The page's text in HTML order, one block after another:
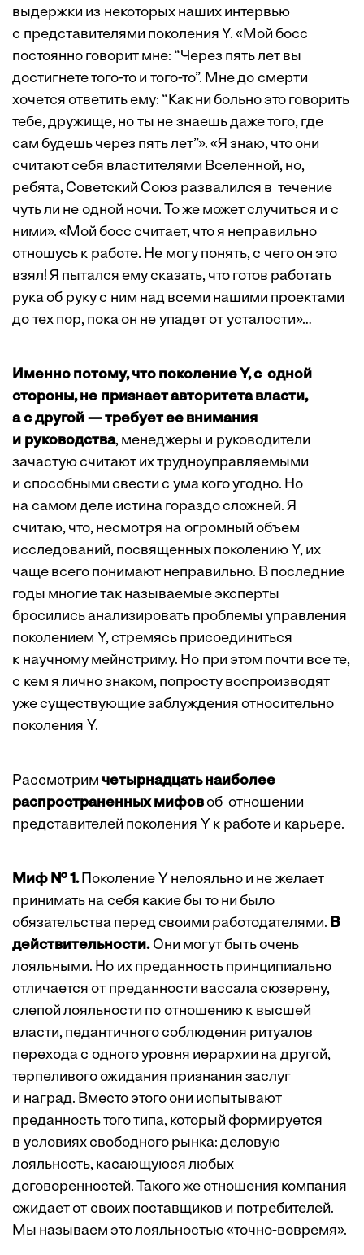
выдержки из некоторых наших интервью
с представителями поколения Y. «Мой босс
постоянно говорит мне: “Через пять лет вы
достигнете того-то и того-то”. Мне до смерти
хочется ответить ему: “Как ни больно это говорить
тебе, дружище, но ты не знаешь даже того, где
сам будешь через пять лет”». «Я знаю, что они
считают себя властителями Вселенной, но,
ребята, Советский Союз развалился в течение
чуть ли не одной ночи. То же может случиться и с
ними». «Мой босс считает, что я неправильно
отношусь к работе. Не могу понять, с чего он это
взял! Я пытался ему сказать, что готов работать
рука об руку с ним над всеми нашими проектами
до тех пор, пока он не упадет от усталости»…
Именно потому, что поколение Y, с одной
стороны, не признает авторитета власти,
а с другой — требует ее внимания
и руководства, менеджеры и руководители
зачастую считают их трудноуправляемыми
и способными свести с ума кого угодно. Но
на самом деле истина гораздо сложней. Я
считаю, что, несмотря на огромный объем
исследований, посвященных поколению Y, их
чаще всего понимают неправильно. В последние
годы многие так называемые эксперты
бросились анализировать проблемы управления
поколением Y, стремясь присоединиться
к научному мейнстриму. Но при этом почти все те,
с кем я лично знаком, попросту воспроизводят
уже существующие заблуждения относительно
поколения Y.
Рассмотрим четырнадцать наиболее
распространенных мифовоб отношении
представителей поколения Y к работе и карьере.
Миф № 1.Поколение Y нелояльно и не желает
принимать на себя какие бы то ни было
обязательства перед своими работодателями. В
действительности. Они могут быть очень
лояльными. Но их преданность принципиально
отличается от преданности вассала сюзерену,
слепой лояльности по отношению к высшей
власти, педантичного соблюдения ритуалов
перехода с одного уровня иерархии на другой,
терпеливого ожидания признания заслуг
и наград. Вместо этого они испытывают
преданность того типа, который формируется
в условиях свободного рынка: деловую
лояльность, касающуюся любых
договоренностей. Такого же отношения компания
ожидает от своих поставщиков и потребителей.
Мы называем это лояльностью «точно-вовремя».